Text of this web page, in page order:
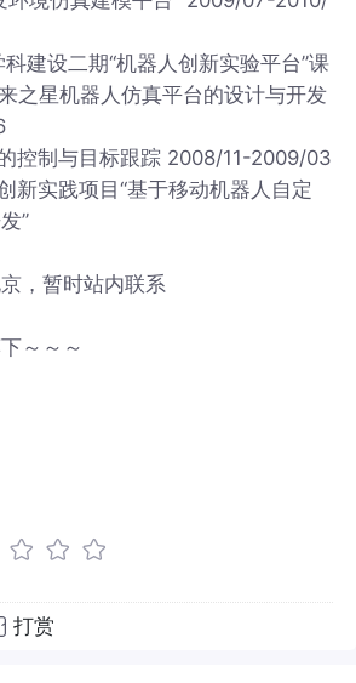
建设二期“机器人创新实验平台”课
之星机器人仿真平台的设计与开发
控制与目标跟踪 2008/11-2009/03
新实践项目“基于移动机器人自定
”
，暂时站内联系
～～～
打赏